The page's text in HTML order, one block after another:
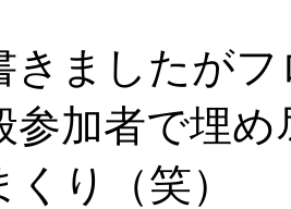
きましたが
参加者で埋
り（笑）